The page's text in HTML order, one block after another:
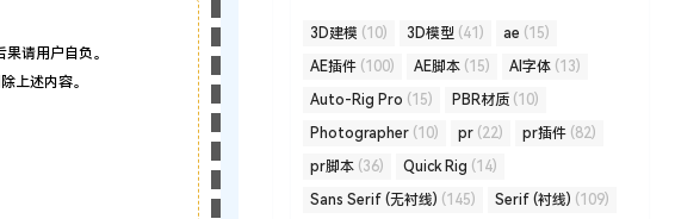
请用户自负。
上述内容。
3D建模 (10) 3D模型 (41) ae (15)
AE插件 (100) AE脚本 (15) AI字体 (13)
Auto-Rig Pro (15) PBR材质 (10)
Photographer (10) pr (22) pr插件 (82)
pr脚本 (36) Quick Rig (14)
Sans Serif (无衬线) (145) Serif (衬线) (109)